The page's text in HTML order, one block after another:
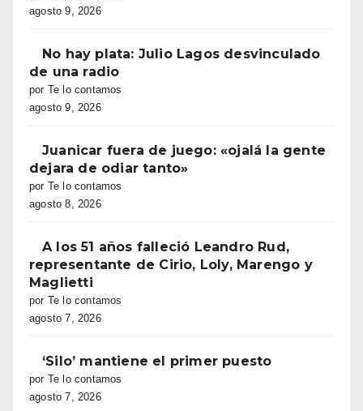
agosto 9, 2026
No hay plata: Julio Lagos desvinculado
de una radio
por Te lo contamos
agosto 9, 2026
Juanicar fuera de juego: «ojalá la gente
dejara de odiar tanto»
por Te lo contamos
agosto 8, 2026
A los 51 años falleció Leandro Rud,
representante de Cirio, Loly, Marengo y
Maglietti
por Te lo contamos
agosto 7, 2026
‘Silo’ mantiene el primer puesto
por Te lo contamos
agosto 7, 2026